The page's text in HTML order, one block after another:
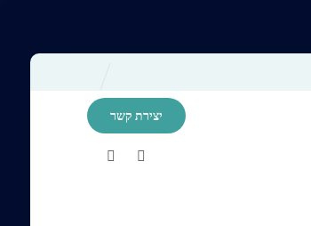
יצירת קשר